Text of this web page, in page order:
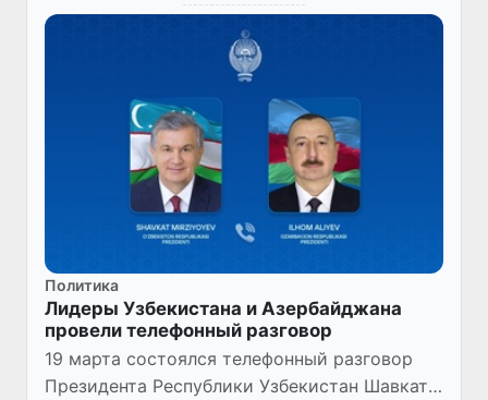
Политика
Лидеры Узбекистана и Азербайджана
провели телефонный разговор
19 марта состоялся телефонный разговор
Президента Республики Узбекистан Шавката